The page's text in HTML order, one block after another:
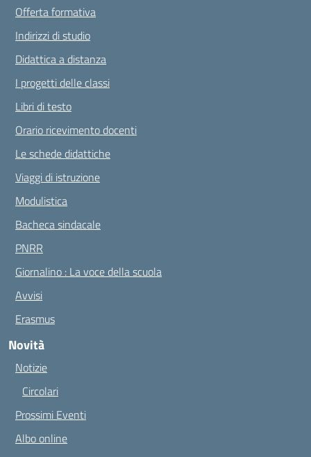
Offerta formativa
Indirizzi di studio
Didattica a distanza
I progetti delle classi
Libri di testo
Orario ricevimento docenti
Le schede didattiche
Viaggi di istruzione
Modulistica
Bacheca sindacale
PNRR
Giornalino : La voce della scuola
Avvisi
Erasmus
Novità
Notizie
Circolari
Prossimi Eventi
Albo online